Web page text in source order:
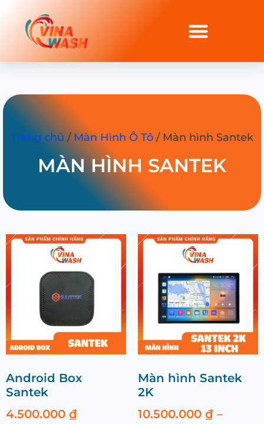
Trang chủ/Màn Hình Ô Tô / Màn hình Santek
MÀN HÌNH SANTEK
Android Box
Santek
4.500.000 ₫
Màn hình Santek
2K
10.500.000 ₫ –